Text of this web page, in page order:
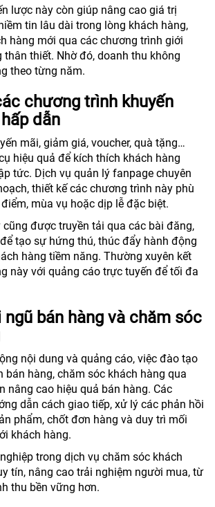
lược này còn giúp nâng cao giá trị
tin lâu dài trong lòng khách hàng,
hàng mới qua các chương trình giới
thân thiết. Nhờ đó, doanh thu không
theo từng năm.
chương trình khuyến
dẫn
mãi, giảm giá, voucher, quà tặng…
hiệu quả để kích thích khách hàng
tức. Dịch vụ quản lý fanpage chuyên
thiết kế các chương trình này phù
mùa vụ hoặc dịp lễ đặc biệt.
cũng được truyền tải qua các bài đăng,
tạo sự hứng thú, thúc đẩy hành động
hàng tiềm năng. Thường xuyên kết
này với quảng cáo trực tuyến để tối đa
bán hàng và chăm sóc
nội dung và quảng cáo, việc đào tạo
bán hàng, chăm sóc khách hàng qua
nâng cao hiệu quả bán hàng. Các
dẫn cách giao tiếp, xử lý các phản hồi
phẩm, chốt đơn hàng và duy trì mối
khách hàng.
trong dịch vụ chăm sóc khách
tín, nâng cao trải nghiệm người mua, từ
thu bền vững hơn.